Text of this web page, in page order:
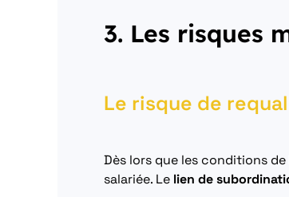
3. Les risques
Le risque de
Dès lors que les conditions
salariée. Le lien de